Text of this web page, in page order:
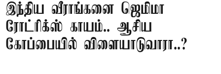
இந்திய வீராங்கனை ஜெமிமா
ரோட்ரிக்ஸ் காயம்.. ஆசிய
கோப்பையில் விளையாடுவாரா..?